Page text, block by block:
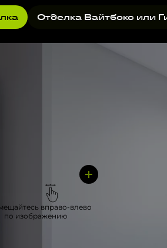
Отделка Вайтбокс или
вправо-влево
по изображению